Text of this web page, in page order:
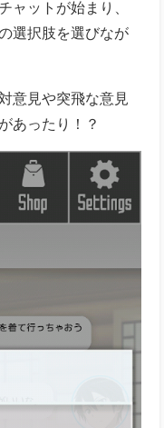
あったり！？